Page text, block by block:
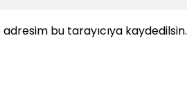
bu tarayıcıya kaydedilsin.